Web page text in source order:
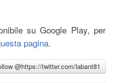
su Google Play, per
pagina.
@https://twitter.com/labant81